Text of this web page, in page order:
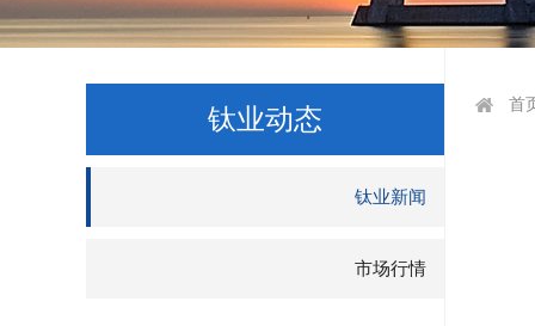
钛业动态
钛业新闻
市场行情
首